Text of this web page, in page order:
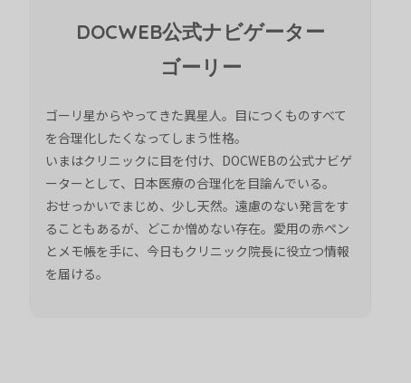
DOCWEB公式ナビゲーター
ゴーリー
ゴーリ星からやってきた異星人。目につくものすべて
を合理化したくなってしまう性格。
いまはクリニックに目を付け、DOCWEBの公式ナビゲ
ーターとして、日本医療の合理化を目論んでいる。
おせっかいでまじめ、少し天然。遠慮のない発言をす
ることもあるが、どこか憎めない存在。愛用の赤ペン
とメモ帳を手に、今日もクリニック院長に役立つ情報
を届ける。